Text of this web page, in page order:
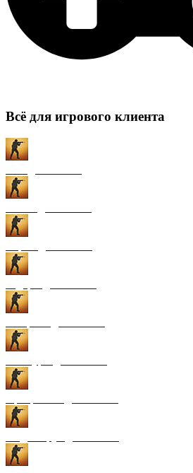
Всё для игрового клиента